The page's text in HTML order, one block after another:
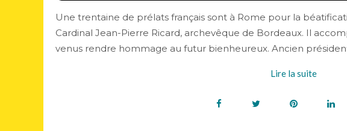
Une trentaine de prélats français sont à Rome pour la
Cardinal Jean-Pierre Ricard, archevêque de Bordeaux. Il
venus rendre hommage au futur bienheureux. Ancien
Lire la suite